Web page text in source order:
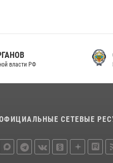
Совет
Российской
СЕТЕВЫЕ